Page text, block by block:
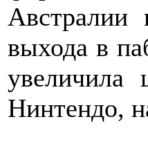
выхода в
увеличила
Нинтендо,